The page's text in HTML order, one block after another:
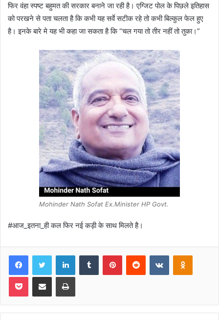
फिर वंहा स्पष्ट बहुमत की सरकार बनाने जा रही है। एग्जिट पोल के पिछले इतिहास
को परखने से पता चलता है कि कभी यह सर्वे सटीक रहे तो कभी बिल्कुल फेल हुए
है। इनके बारे मे यह भी कहा जा सकता है कि “चल गया तो तीर नहीं तो तुका।”
Mohinder Nath Sofat Ex.Minister HP Govt.
#आज_इतना_ही कल फिर नई कड़ी के साथ मिलते है।
FacebookTwitter LinkedInTumblr PinterestReddit VKontakte
Pocket Share via Email Print